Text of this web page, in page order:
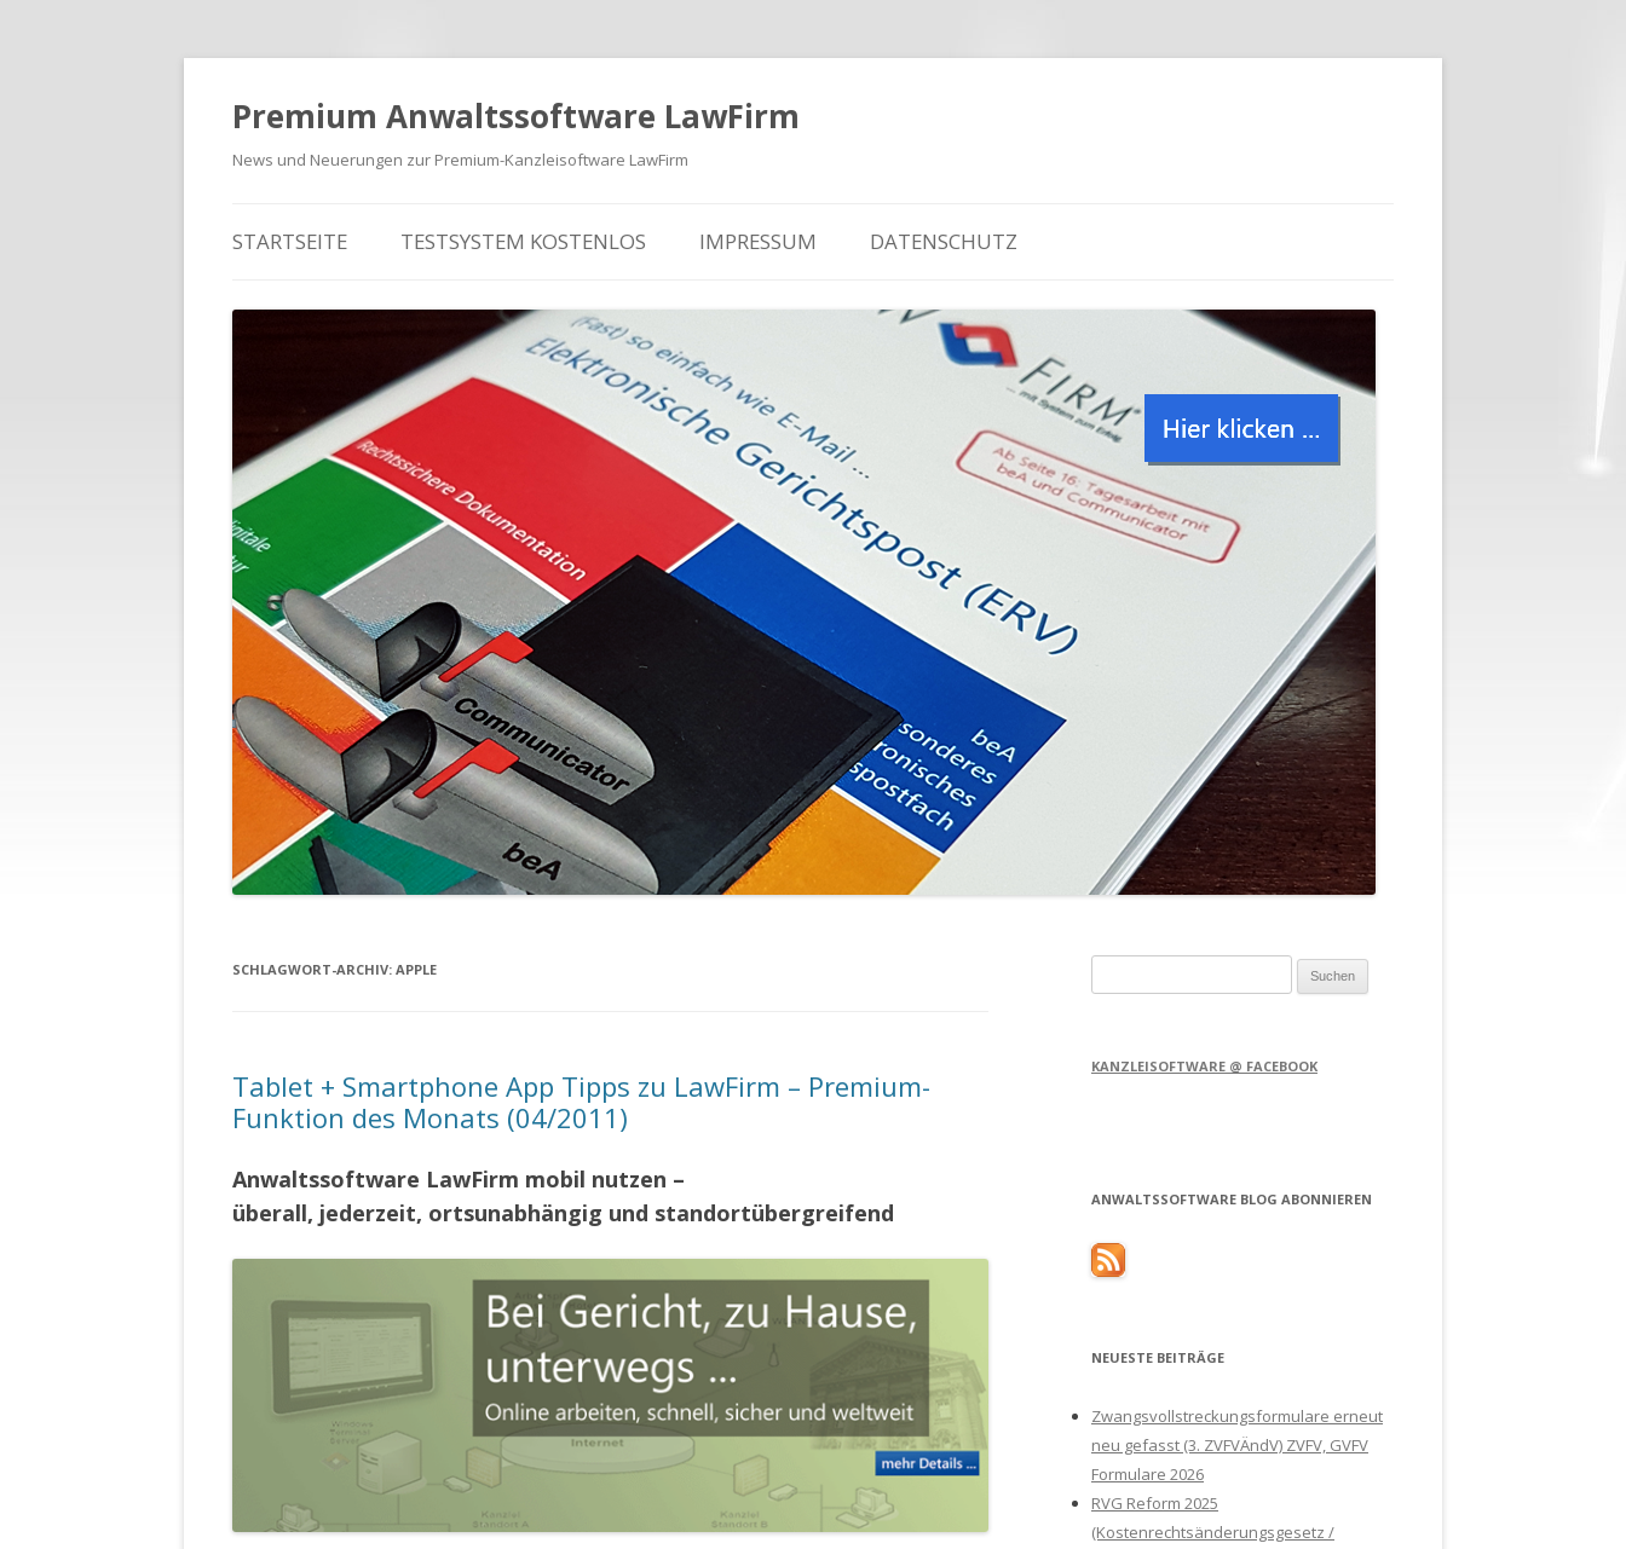
Premium Anwaltssoftware LawFirm
News und Neuerungen zur Premium-Kanzleisoftware LawFirm
STARTSEITE TESTSYSTEM KOSTENLOS IMPRESSUM DATENSCHUTZ
SCHLAGWORT-ARCHIV: APPLE
Tablet + Smartphone App Tipps zu LawFirm – Premium-
Funktion des Monats (04/2011)
Anwaltssoftware LawFirm mobil nutzen –
überall, jederzeit, ortsunabhängig und standortübergreifend
nach:
KANZLEISOFTWARE @ FACEBOOK
ANWALTSSOFTWARE BLOG ABONNIEREN
NEUESTE BEITRÄGE
Zwangsvollstreckungsformulare erneut
neu gefasst (3. ZVFVÄndV) ZVFV, GVFV
Formulare 2026
RVG Reform 2025
(Kostenrechtsänderungsgesetz /